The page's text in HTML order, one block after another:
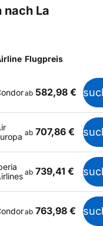
nach La
Flugpreis
ab 582,98 €
ab 707,86 €
ab 739,41 €
ab 763,98 €